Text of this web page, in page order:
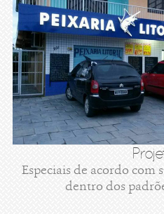
Especiais de acordo com
dentro dos